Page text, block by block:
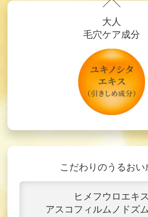
大人
毛穴ケア成分
こだわりのうるおい
ヒメフウロエキス
アスコフィルムノドズ